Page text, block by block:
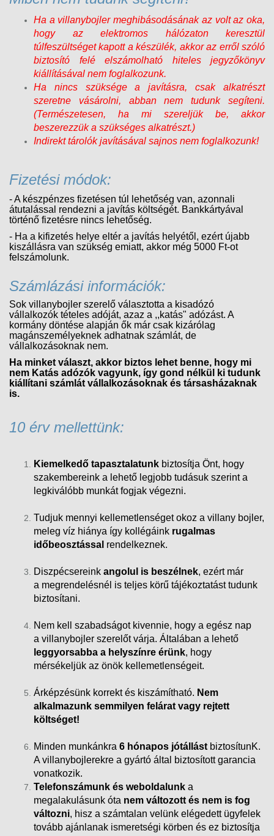
Ha a villanybojler meghibásodásának az volt az oka,
hogy az elektromos hálózaton keresztül
túlfeszültséget kapott a készülék, akkor az erről szóló
biztosító felé elszámolható hiteles jegyzőkönyv
kiállításával nem foglalkozunk.
Ha nincs szüksége a javításra, csak alkatrészt
szeretne vásárolni, abban nem tudunk segíteni.
(Természetesen, ha mi szereljük be, akkor
beszerezzük a szükséges alkatrészt.)
Indirekt tárolók javításával sajnos nem foglalkozunk!
Fizetési módok:
- A készpénzes fizetésen túl lehetőség van, azonnali
átutalással rendezni a javítás költségét. Bankkártyával
történő fizetésre nincs lehetőség.
- Ha a kifizetés helye eltér a javítás helyétől, ezért újabb
kiszállásra van szükség emiatt, akkor még 5000 Ft-ot
felszámolunk.
Számlázási információk:
Sok villanybojler szerelő választotta a kisadózó
vállalkozók tételes adóját, azaz a ,,katás" adózást. A
kormány döntése alapján ők már csak kizárólag
magánszemélyeknek adhatnak számlát, de
vállalkozásoknak nem.
Ha minket választ, akkor biztos lehet benne, hogy mi
nem Katás adózók vagyunk, így gond nélkül ki tudunk
kiállítani számlát vállalkozásoknak és társasházaknak
is.
10 érv mellettünk:
Kiemelkedő tapasztalatunk biztosítja Önt, hogy
szakembereink a lehető legjobb tudásuk szerint a
legkiválóbb munkát fogjak végezni.
Tudjuk mennyi kellemetlenséget okoz a villany bojler,
meleg víz hiánya így kollégáink rugalmas
időbeosztással rendelkeznek.
Diszpécsereink angolul is beszélnek, ezért már
a megrendelésnél is teljes körű tájékoztatást tudunk
biztosítani.
Nem kell szabadságot kivennie, hogy a egész nap
a villanybojler szerelőt várja. Általában a lehető
leggyorsabba a helyszínre érünk, hogy
mérsékeljük az önök kellemetlenségeit.
Árképzésünk korrekt és kiszámítható. Nem
alkalmazunk semmilyen felárat vagy rejtett
költséget!
Minden munkánkra 6 hónapos jótállást biztosítunK.
A villanybojlerekre a gyártó által biztosított garancia
vonatkozik.
Telefonszámunk és weboldalunk a
megalakulásunk óta nem változott és nem is fog
változni, hisz a számtalan velünk elégedett ügyfelek
tovább ajánlanak ismeretségi körben és ez biztosítja